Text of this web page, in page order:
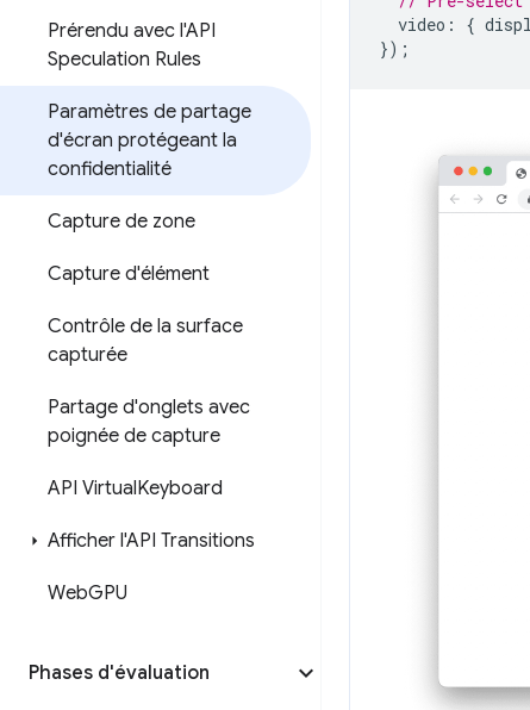
Prérendu avec l'API
Speculation Rules
Paramètres de partage
d'écran protégeant la
confidentialité
Capture de zone
Capture d'élément
Contrôle de la surface
capturée
Partage d'onglets avec
poignée de capture
API VirtualKeyboard
Afficher l'API Transitions
WebGPU
Phases d'évaluation
video : {
});